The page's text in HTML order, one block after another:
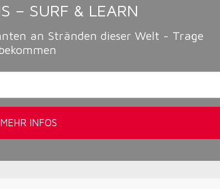
– SURF & LEARN
an Stränden dieser Welt - Trage